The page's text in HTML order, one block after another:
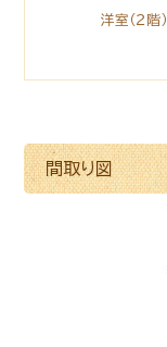
洋室（２階）
間取り図